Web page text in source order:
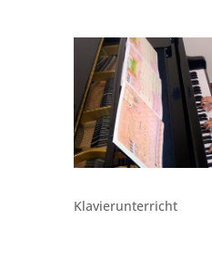
Klavierunterricht